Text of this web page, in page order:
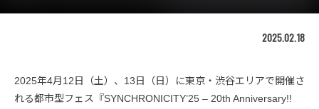
2025.02.18
2025年4月12日（土）、13日（日）に東京・渋谷エリアで開催さ
れる都市型フェス『SYNCHRONICITY’25 – 20th Anniversary!!